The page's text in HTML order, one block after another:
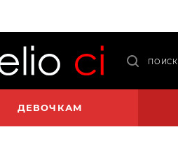
ПОИСК
ДЕВОЧКАМ